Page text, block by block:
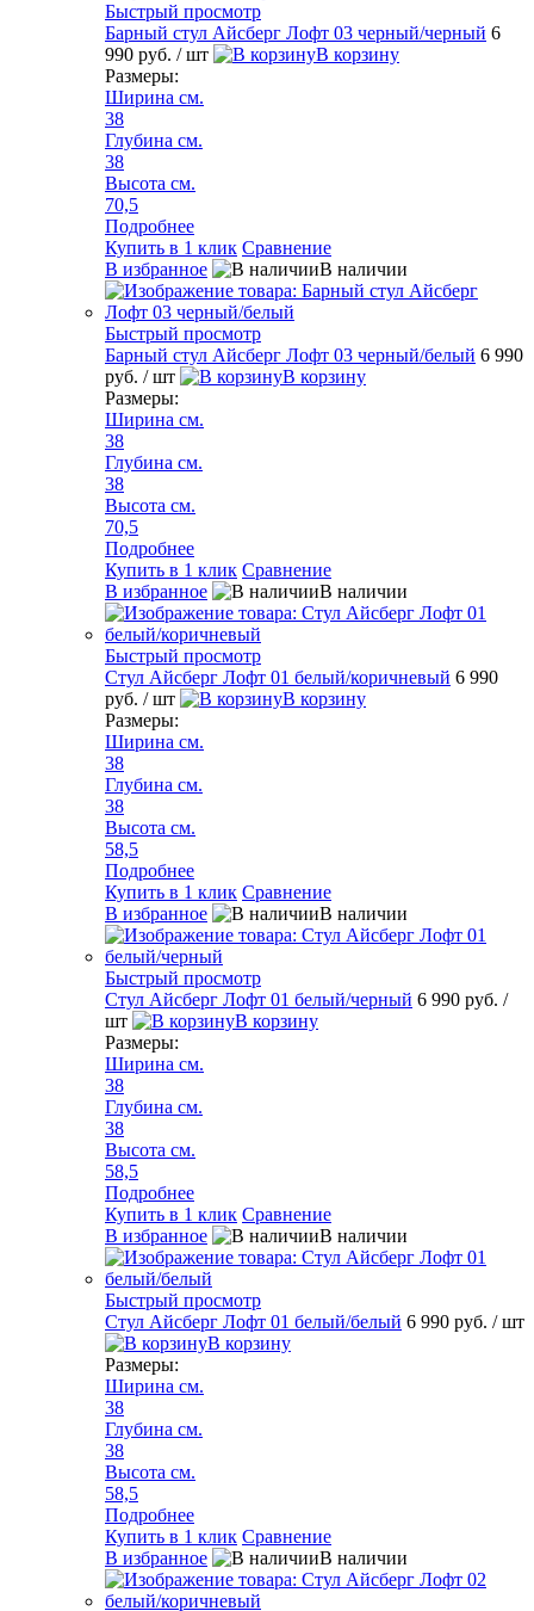
Быстрый просмотр
Барный стул Айсберг Лофт 03 черный/черный 6
990 руб. / шт
В корзину
Размеры:
Ширина см.
38
Глубина см.
38
Высота см.
70,5
Подробнее
Купить в 1 клик Сравнение
В избранное
В наличии
Быстрый просмотр
Барный стул Айсберг Лофт 03 черный/белый 6 990
руб. / шт
В корзину
Размеры:
Ширина см.
38
Глубина см.
38
Высота см.
70,5
Подробнее
Купить в 1 клик Сравнение
В избранное
В наличии
Быстрый просмотр
Стул Айсберг Лофт 01 белый/коричневый 6 990
руб. / шт
В корзину
Размеры:
Ширина см.
38
Глубина см.
38
Высота см.
58,5
Подробнее
Купить в 1 клик Сравнение
В избранное
В наличии
Быстрый просмотр
Стул Айсберг Лофт 01 белый/черный 6 990 руб. /
шт
В корзину
Размеры:
Ширина см.
38
Глубина см.
38
Высота см.
58,5
Подробнее
Купить в 1 клик Сравнение
В избранное
В наличии
Быстрый просмотр
Стул Айсберг Лофт 01 белый/белый 6 990 руб. / шт
В корзину
Размеры:
Ширина см.
38
Глубина см.
38
Высота см.
58,5
Подробнее
Купить в 1 клик Сравнение
В избранное
В наличии